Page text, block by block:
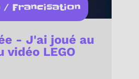
/ Francisation
- J'ai joué au
vidéo LEGO